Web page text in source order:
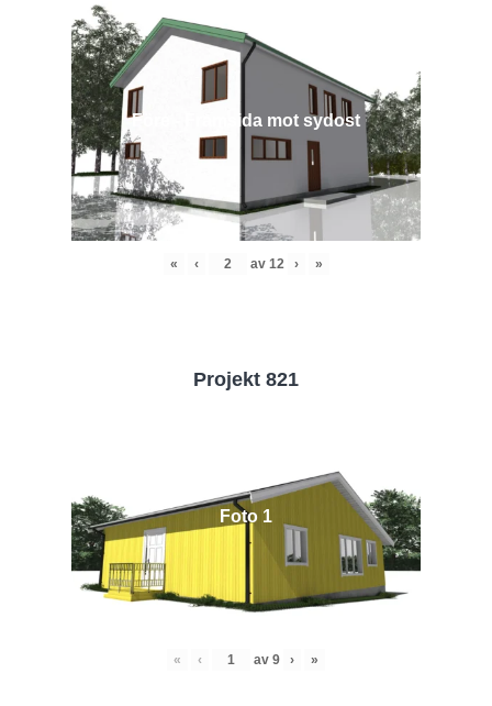
Före - Framsida mot sydost
« ‹ av 12 › »
Projekt 821
Foto 1
« ‹ av 9 › »